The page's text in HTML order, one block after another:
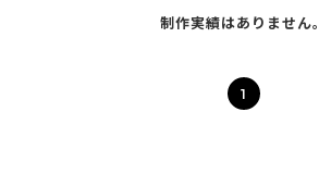
制作実績はありません。
1